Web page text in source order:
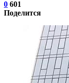
0 601
Поделится